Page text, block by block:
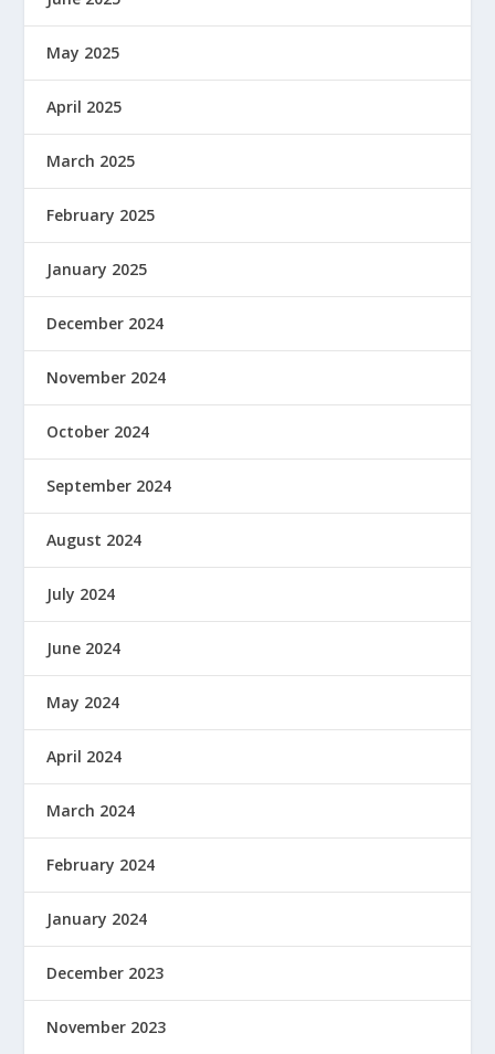
May 2025
April 2025
March 2025
February 2025
January 2025
December 2024
November 2024
October 2024
September 2024
August 2024
July 2024
June 2024
May 2024
April 2024
March 2024
February 2024
January 2024
December 2023
November 2023